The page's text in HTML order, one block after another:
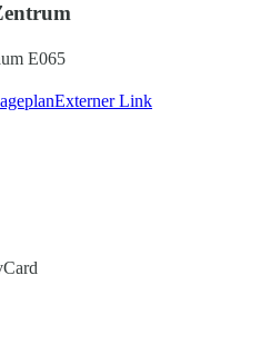
E065
Externer Link